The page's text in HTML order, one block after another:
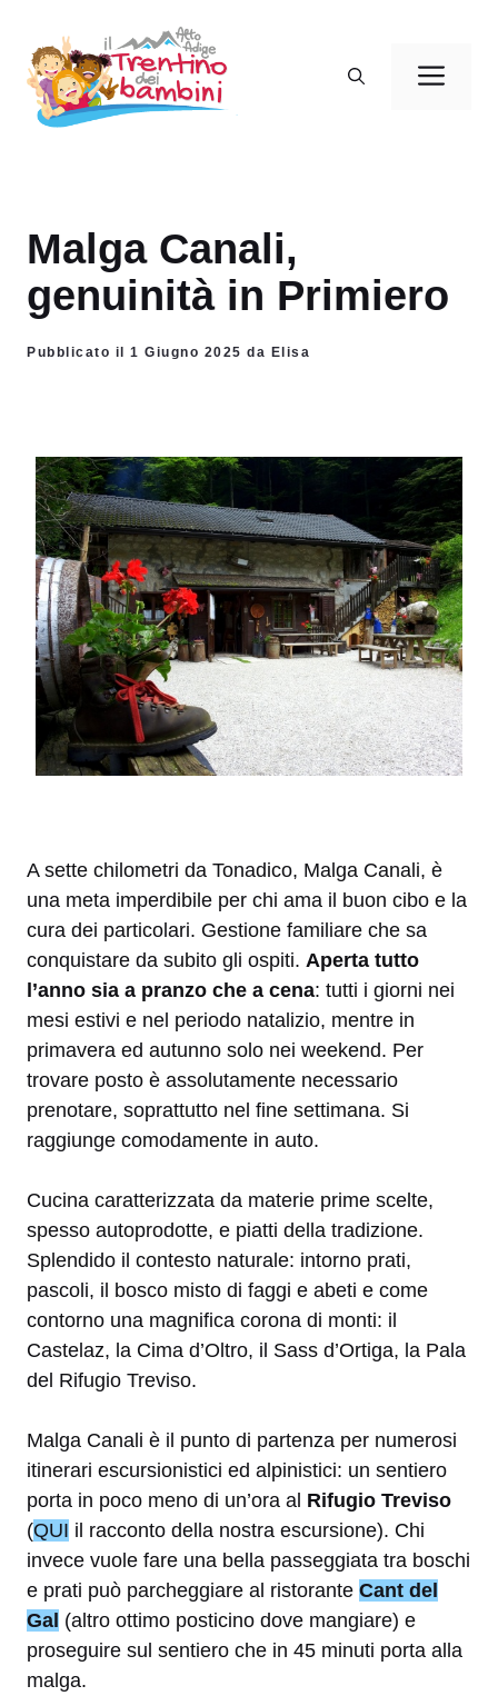
contenuto
Malga Canali,
genuinità in Primiero
Pubblicato il 1 Giugno 2025 da Elisa
A sette chilometri da Tonadico, Malga Canali, è
una meta imperdibile per chi ama il buon cibo e la
cura dei particolari. Gestione familiare che sa
conquistare da subito gli ospiti. Aperta tutto
l’anno sia a pranzo che a cena: tutti i giorni nei
mesi estivi e nel periodo natalizio, mentre in
primavera ed autunno solo nei weekend. Per
trovare posto è assolutamente necessario
prenotare, soprattutto nel fine settimana. Si
raggiunge comodamente in auto.
Cucina caratterizzata da materie prime scelte,
spesso autoprodotte, e piatti della tradizione.
Splendido il contesto naturale: intorno prati,
pascoli, il bosco misto di faggi e abeti e come
contorno una magnifica corona di monti: il
Castelaz, la Cima d’Oltro, il Sass d’Ortiga, la Pala
del Rifugio Treviso.
Malga Canali è il punto di partenza per numerosi
itinerari escursionistici ed alpinistici: un sentiero
porta in poco meno di un’ora al Rifugio Treviso
(QUI il racconto della nostra escursione). Chi
invece vuole fare una bella passeggiata tra boschi
e prati può parcheggiare al ristorante Cant del
Gal (altro ottimo posticino dove mangiare) e
proseguire sul sentiero che in 45 minuti porta alla
malga.